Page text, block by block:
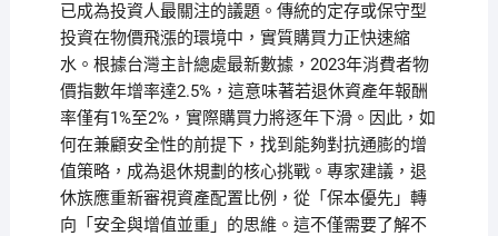
已成為投資人最關注的議題。傳統的定存或保守型
投資在物價飛漲的環境中，實質購買力正快速縮
水。根據台灣主計總處最新數據，2023年消費者物
價指數年增率達2.5%，這意味著若退休資產年報酬
率僅有1%至2%，實際購買力將逐年下滑。因此，如
何在兼顧安全性的前提下，找到能夠對抗通膨的增
值策略，成為退休規劃的核心挑戰。專家建議，退
休族應重新審視資產配置比例，從「保本優先」轉
向「安全與增值並重」的思維。這不僅需要了解不